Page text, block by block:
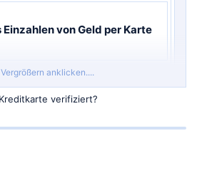
von Geld per Karte
Karte Geld auf dein Revolut Konto in
anklicken....
verifiziert?